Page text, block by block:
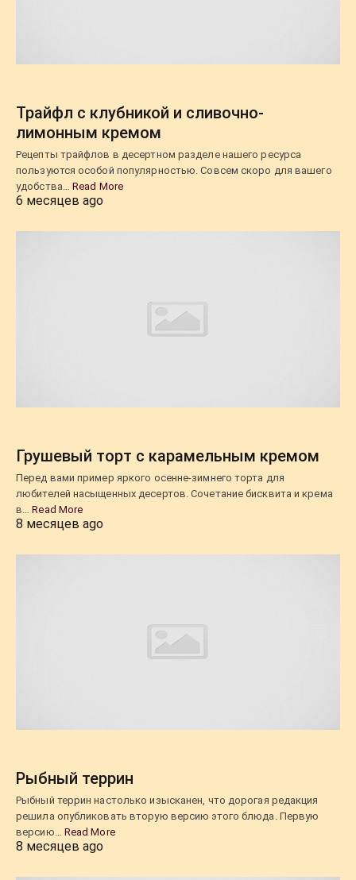
Трайфл с клубникой и сливочно-
лимонным кремом
Рецепты трайфлов в десертном разделе нашего ресурса
пользуются особой популярностью. Совсем скоро для вашего
удобства… Read More
6 месяцев ago
Грушевый торт с карамельным кремом
Перед вами пример яркого осенне-зимнего торта для
любителей насыщенных десертов. Сочетание бисквита и крема
в…Read More
8 месяцев ago
Рыбный террин
Рыбный террин настолько изысканен, что дорогая редакция
решила опубликовать вторую версию этого блюда. Первую
версию… Read More
8 месяцев ago